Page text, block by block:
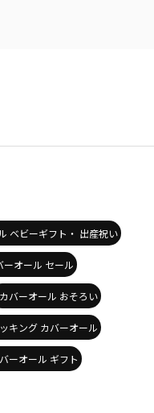
ベビーギフト・ 出産祝い
ーオール セール
バーオール おそろい
キング カバーオール
ーオール ギフト